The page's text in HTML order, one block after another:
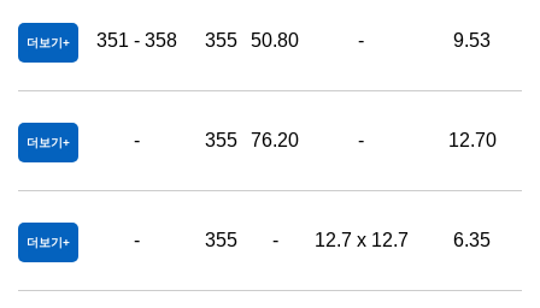
더보기 351 - 358 355 50.80 - 9.53
더보기 - 355 76.20 - 12.70
더보기 - 355 - 12.7 x 12.7 6.35